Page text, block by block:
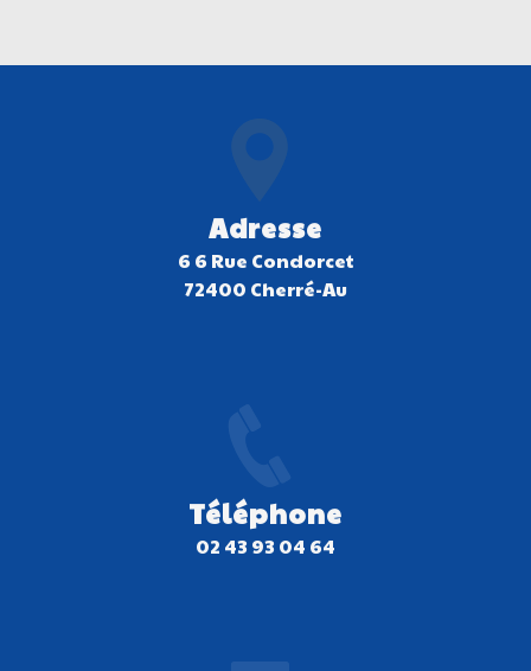
Adresse
6 6 Rue Condorcet
72400 Cherré-Au
Téléphone
02 43 93 04 64